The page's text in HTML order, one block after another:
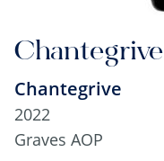
Chantegrive
Chantegrive
2022
Graves AOP